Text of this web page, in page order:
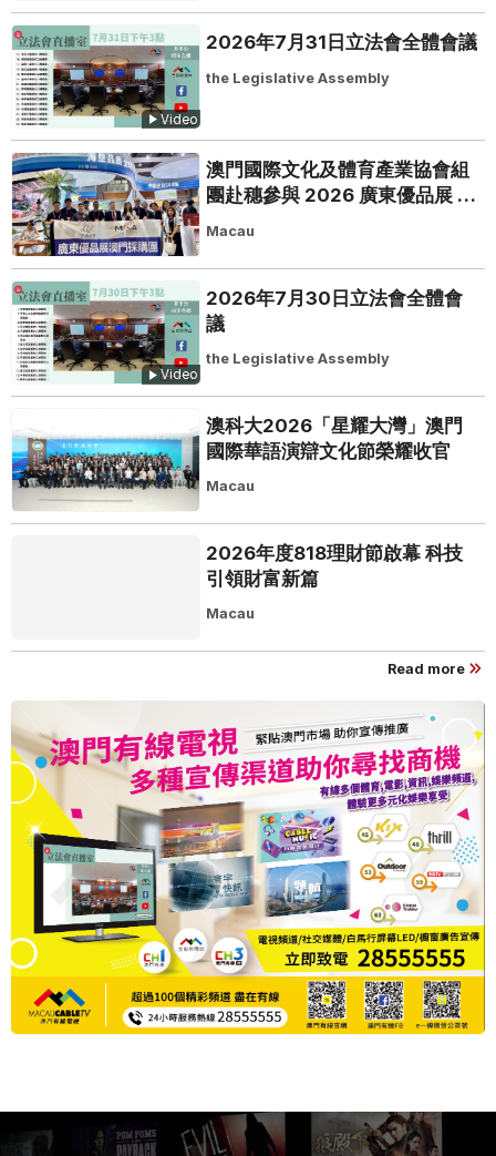
Video
2026年7月31日立法會全體會議
the Legislative Assembly
澳門國際文化及體育產業協會組
團赴穗參與 2026 廣東優品展 搭
建粵澳聯動橋樑助推粵品走向葡
Macau
Video
2026年7月30日立法會全體會
議
the Legislative Assembly
澳科大2026「星耀大灣」澳門
國際華語演辯文化節榮耀收官
Macau
2026年度818理財節啟幕 科技
引領財富新篇
Macau
Read more